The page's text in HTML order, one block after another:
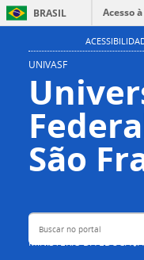
BRASIL
Acesso
UNIVASF
São
MINISTÉRIO DA
Buscar no portal